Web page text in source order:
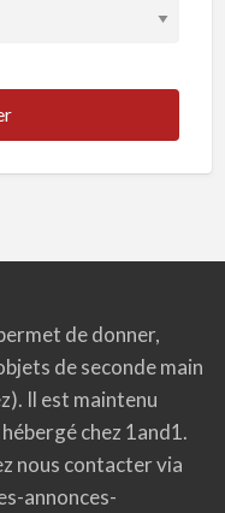
de donner,
de seconde main
Il est maintenu
chez 1and1.
nous contacter via
annonces-